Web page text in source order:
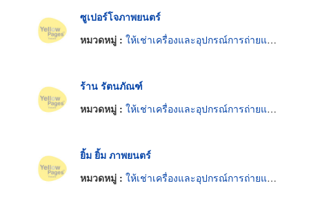
ซูเปอร์โจภาพยนตร์
หมวดหมู่ : ให้เช่าเครื่องและอุปกรณ์การถ่ายและฉายภาพยนตร์
ร้าน รัตนภัณฑ์
หมวดหมู่ : ให้เช่าเครื่องและอุปกรณ์การถ่ายและฉายภาพยนตร์
ยิ้ม ยิ้ม ภาพยนตร์
หมวดหมู่ : ให้เช่าเครื่องและอุปกรณ์การถ่ายและฉายภาพยนตร์